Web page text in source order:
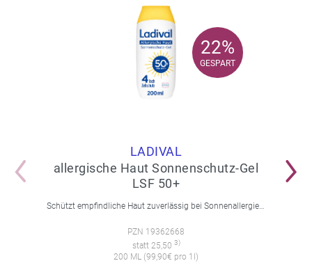
22%
GESPART
22%
GESPART
LADIVAL
allergische Haut Sonnenschutz-Gel
LSF 50+
Schützt empfindliche Haut zuverlässig bei Sonnenallergie und Mallorca-Akne. Mit 4-fach Zellschutz und einer leichten, nicht fettenden Gel-Formel.
PZN 19362668
statt 25,50 3)
200 ML (99,90€ pro 1l)